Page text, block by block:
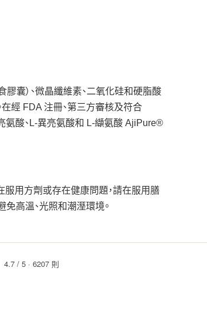
囊）、微晶纖維素、二氧化硅和硬脂酸
在經 FDA 注冊、第三方審核及符合
氨酸、L-異亮氨酸和 L-纈氨酸 AjiPure®
用方劑或存在健康問題，請在服用膳
高溫、光照和潮溼環境。
4.7 /5 ·6207 則